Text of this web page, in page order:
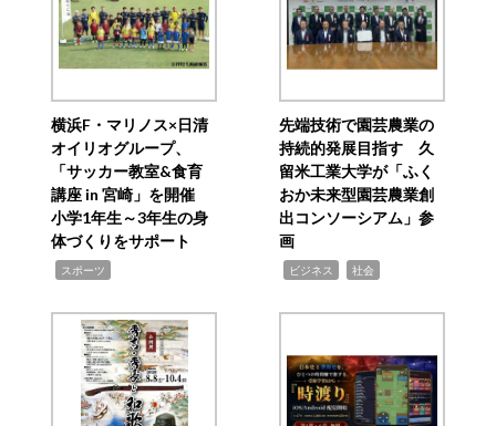
横浜F・マリノス×日清
オイリオグループ、
「サッカー教室&食育
講座 in 宮崎」を開催
小学1年生～3年生の身
体づくりをサポート
スポーツ
先端技術で園芸農業の
持続的発展目指す 久
留米工業大学が「ふく
おか未来型園芸農業創
出コンソーシアム」参
画
ビジネス 社会